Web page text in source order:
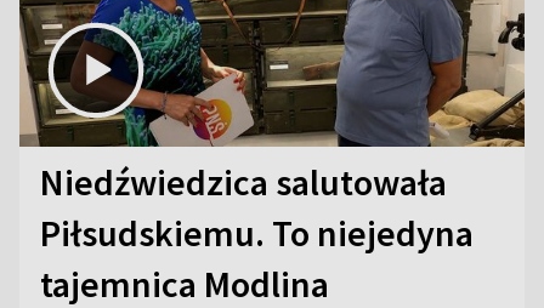
Niedźwiedzica salutowała
Piłsudskiemu. To niejedyna
tajemnica Modlina